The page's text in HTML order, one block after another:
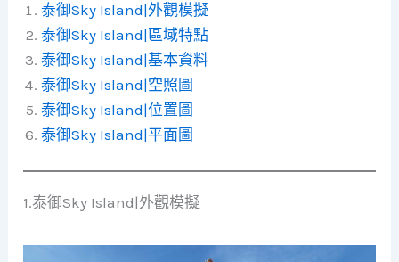
泰御Sky Island|外觀模擬
泰御Sky Island|區域特點
泰御Sky Island|基本資料
泰御Sky Island|空照圖
泰御Sky Island|位置圖
泰御Sky Island|平面圖
1.泰御Sky Island|外觀模擬